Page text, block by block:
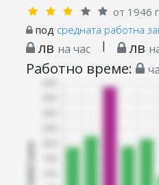
от 1946
под средната работна
лв на час | лв
Работно време: